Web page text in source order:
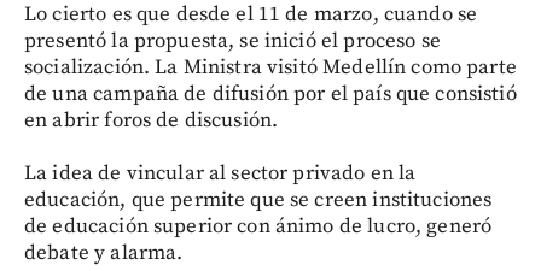
Lo cierto es que desde el 11 de marzo, cuando se
presentó la propuesta, se inició el proceso se
socialización. La Ministra visitó Medellín como parte
de una campaña de difusión por el país que consistió
en abrir foros de discusión.
La idea de vincular al sector privado en la
educación, que permite que se creen instituciones
de educación superior con ánimo de lucro, generó
debate y alarma.